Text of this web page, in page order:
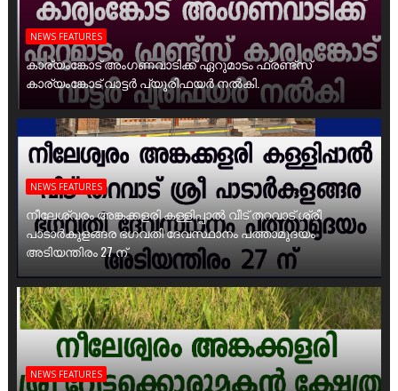
NEWS FEATURES
കാര്യംങ്കോട് അംഗണവാടിക്ക് ഏറുമാടം ഫ്രണ്ട്സ്
കാര്യംങ്കോട് വാട്ടർ പ്യൂരിഫയർ നൽകി.
NEWS FEATURES
നീലേശ്വരം അങ്കക്കളരി കള്ളിപ്പാൽ വീട് തറവാട് ശ്രീ
പാടാർകുളങ്ങര ഭഗവതി ദേവസ്ഥാനം പത്താമുദയം
അടിയന്തിരം 27 ന്
NEWS FEATURES